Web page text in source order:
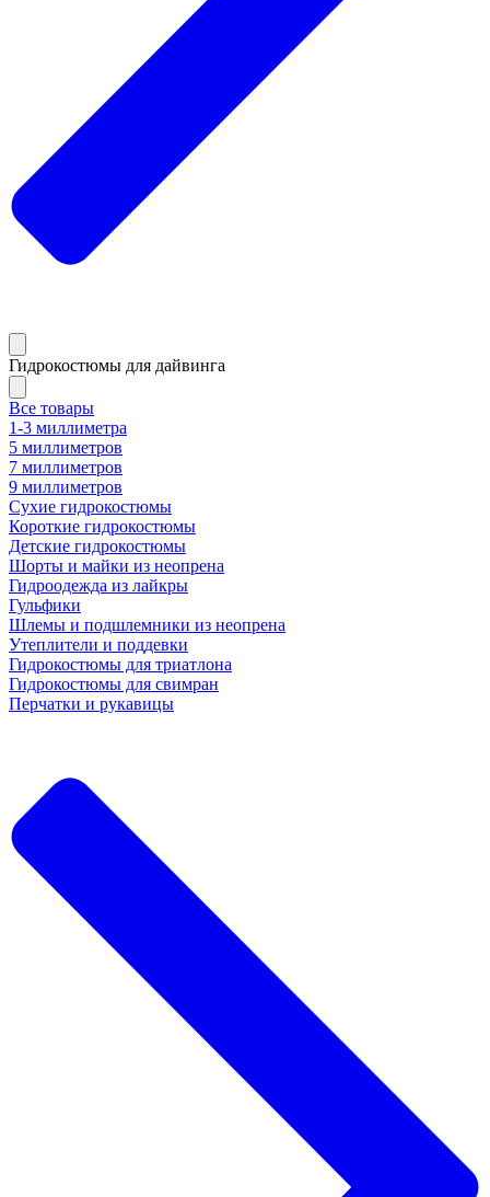
Гидрокостюмы для дайвинга
Все товары
1-3 миллиметра
5 миллиметров
7 миллиметров
9 миллиметров
Сухие гидрокостюмы
Короткие гидрокостюмы
Детские гидрокостюмы
Шорты и майки из неопрена
Гидроодежда из лайкры
Гульфики
Шлемы и подшлемники из неопрена
Утеплители и поддевки
Гидрокостюмы для триатлона
Гидрокостюмы для свимран
Перчатки и рукавицы